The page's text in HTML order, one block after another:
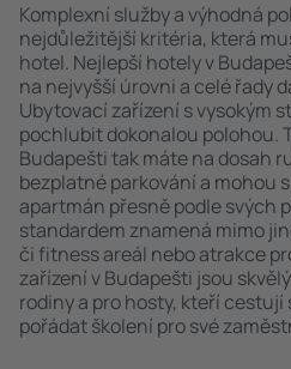
Komplexní služby a výhodná
nejdůležitější kritéria, která
hotel. Nejlepší hotely v
na nejvyšší úrovni a celé řady
Ubytovací zařízení s vysokým
pochlubit dokonalou polohou.
Budapešti tak máte na dosah
bezplatné parkování a mohou
apartmán přesně podle svých
standardem znamená mimo
či fitness areál nebo atrakce
zařízení v Budapešti jsou
rodiny a pro hosty, kteří
pořádat školení pro své